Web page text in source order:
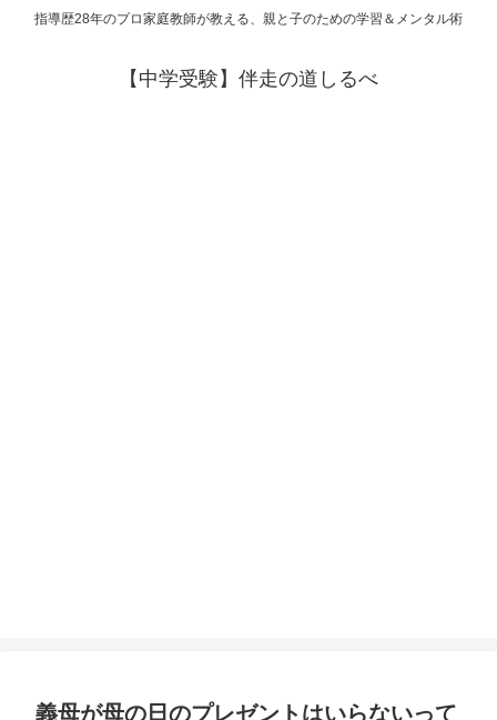
指導歴28年のプロ家庭教師が教える、親と子のための学習＆メンタル術
【中学受験】伴走の道しるべ
義母が母の日のプレゼントはいらないって